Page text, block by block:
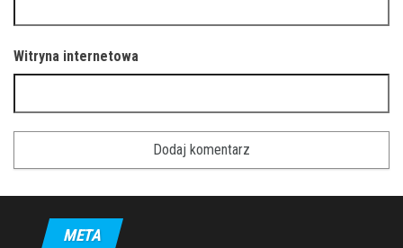
Witryna internetowa
META